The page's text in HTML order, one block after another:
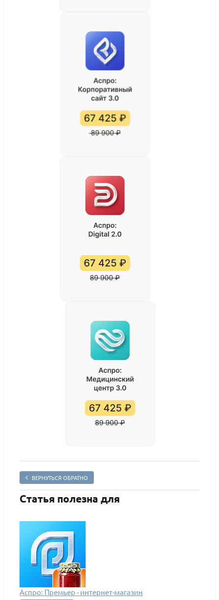
ВЕРНУТЬСЯ ОБРАТНО
Статья полезна для
Аспро: Премьер - интернет-магазин